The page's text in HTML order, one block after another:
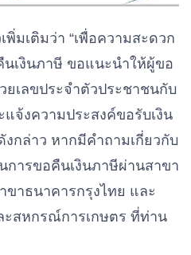
พิ่มเติมว่า “เพื่อความสะดวก
นเงินภาษี ขอแนะนำให้ผู้ขอ
ยเลขประจำตัวประชาชนกับ
จ้งความประสงค์ขอรับเงิน
กล่าว หากมีคำถามเกี่ยวกับ
การขอคืนเงินภาษีผ่านสาขา
าธนาคารกรุงไทย และ
ะสหกรณ์การเกษตร ที่ท่าน